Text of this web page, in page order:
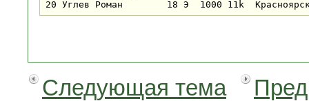
Следующая тема